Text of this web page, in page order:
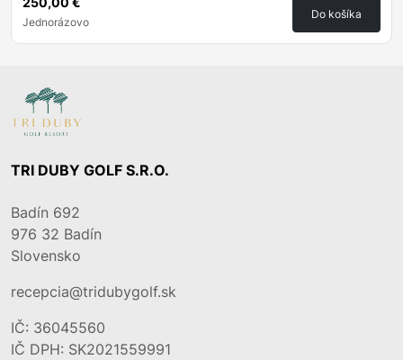
Jednorázovo
Do košíka
TRI DUBY GOLF S.R.O.
Badín 692
976 32 Badín
Slovensko
recepcia@tridubygolf.sk
IČ: 36045560
IČ DPH: SK2021559991